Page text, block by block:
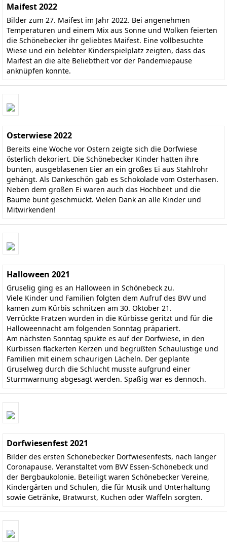
Maifest 2022
Bilder zum 27. Maifest im Jahr 2022. Bei angenehmen
Temperaturen und einem Mix aus Sonne und Wolken feierten
die Schönebecker ihr geliebtes Maifest. Eine vollbesuchte
Wiese und ein belebter Kinderspielplatz zeigten, dass das
Maifest an die alte Beliebtheit vor der Pandemiepause
anknüpfen konnte.
Osterwiese 2022
Bereits eine Woche vor Ostern zeigte sich die Dorfwiese
österlich dekoriert. Die Schönebecker Kinder hatten ihre
bunten, ausgeblasenen Eier an ein großes Ei aus Stahlrohr
gehängt. Als Dankeschön gab es Schokolade vom Osterhasen.
Neben dem großen Ei waren auch das Hochbeet und die
Bäume bunt geschmückt. Vielen Dank an alle Kinder und
Mitwirkenden!
Halloween 2021
Gruselig ging es an Halloween in Schönebeck zu.
Viele Kinder und Familien folgten dem Aufruf des BVV und
kamen zum Kürbis schnitzen am 30. Oktober 21.
Verrückte Fratzen wurden in die Kürbisse geritzt und für die
Halloweennacht am folgenden Sonntag präpariert.
Am nächsten Sonntag spukte es auf der Dorfwiese, in den
Kürbissen flackerten Kerzen und begrüßten Schaulustige und
Familien mit einem schaurigen Lächeln. Der geplante
Gruselweg durch die Schlucht musste aufgrund einer
Sturmwarnung abgesagt werden. Spaßig war es dennoch.
Dorfwiesenfest 2021
Bilder des ersten Schönebecker Dorfwiesenfests, nach langer
Coronapause. Veranstaltet vom BVV Essen-Schönebeck und
der Bergbaukolonie. Beteiligt waren Schönebecker Vereine,
Kindergärten und Schulen, die für Musik und Unterhaltung
sowie Getränke, Bratwurst, Kuchen oder Waffeln sorgten.